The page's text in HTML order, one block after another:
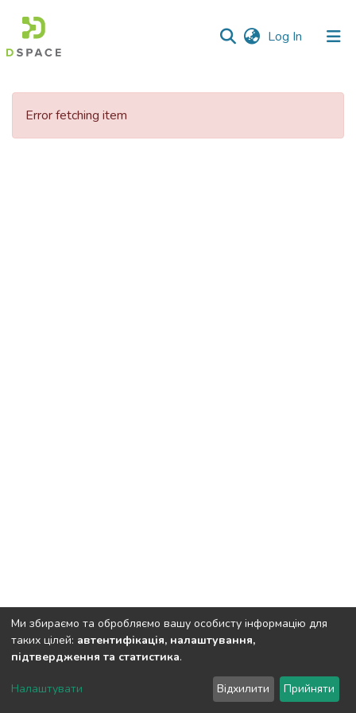
Log In (current)
Communities
Error fetching item
DSpace software copyright © 2002-2026 LYRASIS
Cookie settings
Ми збираємо та обробляємо вашу особисту інформацію для
таких цілей: автентифікація, налаштування,
підтвердження та статистика.
Налаштувати Відхилити Прийняти